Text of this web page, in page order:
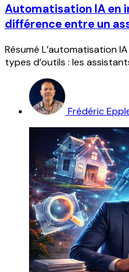
Automatisation IA en
différence entre un
Résumé L’automatisation
types d’outils : les
Frédéric